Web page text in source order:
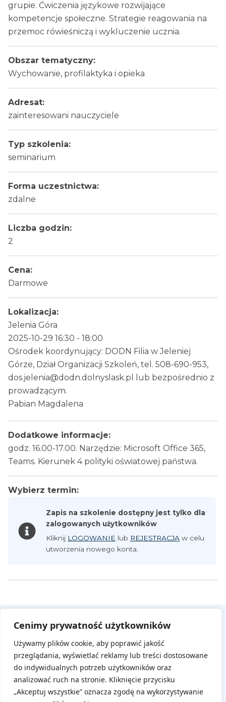
Cenimy prywatność użytkowników
Używamy plików cookie, aby poprawić jakość
przeglądania, wyświetlać reklamy lub treści dostosowane
do indywidualnych potrzeb użytkowników oraz
analizować ruch na stronie. Kliknięcie przycisku
„Akceptuj wszystkie” oznacza zgodę na wykorzystywanie
grupie. Ćwiczenia językowe rozwijające
kompetencje społeczne. Strategie reagowania na
przemoc rówieśniczą i wykluczenie ucznia.
Obszar tematyczny:
Wychowanie, profilaktyka i opieka
Adresat:
zainteresowani nauczyciele
Typ szkolenia:
seminarium
Forma uczestnictwa:
zdalne
Liczba godzin:
2
Cena:
Darmowe
Lokalizacja:
Jelenia Góra
2025-10-29 16:30 - 18:00
Ośrodek koordynujący: DODN Filia w Jeleniej
Górze, Dział Organizacji Szkoleń, tel. 508-690-953,
dos.jelenia@dodn.dolnyslask.pl lub bezpośrednio z
prowadzącym.
Pabian Magdalena
Dodatkowe informacje:
godz. 16.00-17.00. Narzędzie: Microsoft Office 365,
Teams. Kierunek 4 polityki oświatowej państwa.
Wybierz termin:
Zapis na szkolenie dostępny jest tylko dla
zalogowanych użytkowników
Kliknij LOGOWANIE lub REJESTRACJA w celu
utworzenia nowego konta.
Na skróty